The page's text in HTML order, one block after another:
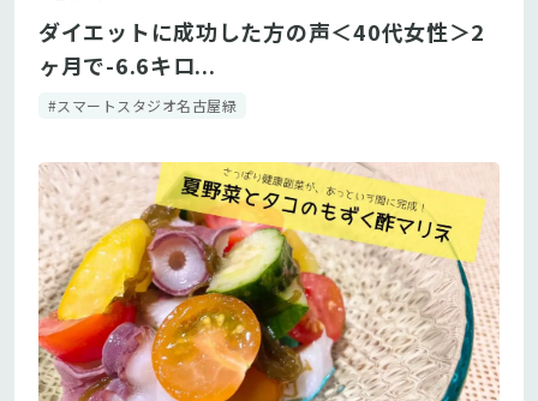
ダイエットに成功した方の声＜40代女性＞2
ヶ月で-6.6キロ...
#スマートスタジオ名古屋緑